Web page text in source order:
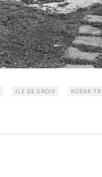
ILE DE GROIX KODAK